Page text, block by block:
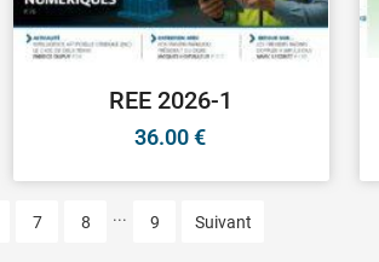
REE 2026-1
36.00€
7 8 ... 9 Suivant